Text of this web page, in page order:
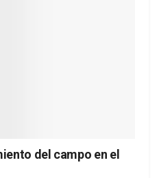
del campo en el